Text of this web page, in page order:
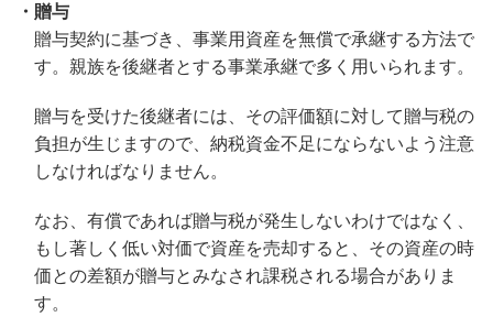
・贈与
贈与契約に基づき、事業用資産を無償で承継する方法で
す。親族を後継者とする事業承継で多く用いられます。
贈与を受けた後継者には、その評価額に対して贈与税の
負担が生じますので、納税資金不足にならないよう注意
しなければなりません。
なお、有償であれば贈与税が発生しないわけではなく、
もし著しく低い対価で資産を売却すると、その資産の時
価との差額が贈与とみなされ課税される場合がありま
す。